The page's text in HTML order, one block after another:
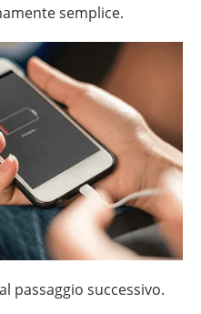
semplice.
passaggio successivo.